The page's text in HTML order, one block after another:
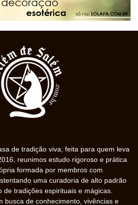
de tradição viva, feita para quem leva
reunimos estudo rigoroso e prática
formada por membros com
uma curadoria de alto padrão
tradições espirituais e mágicas.
busca de conhecimento, vivências e